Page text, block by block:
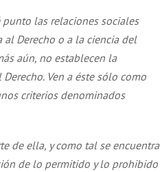
las relaciones sociales
Derecho o a la ciencia del
aún, no establecen la
Ven a éste sólo como
criterios denominados
de ella, y como tal se encuentra
de lo permitido y lo prohibido